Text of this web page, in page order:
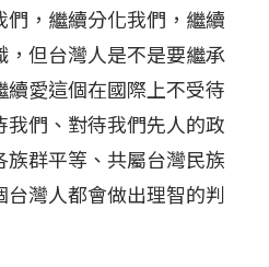
，繼續分化我們，繼續
但台灣人是不是要繼承
愛這個在國際上不受待
我們、對待我們先人的政
群平等、共屬台灣民族
灣人都會做出理智的判